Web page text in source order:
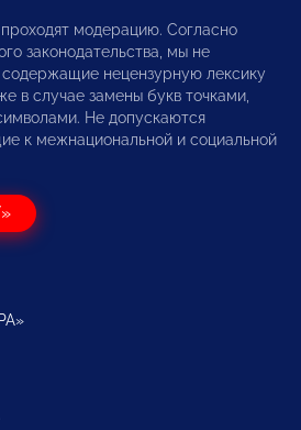
модерацию. Согласно
законодательства, мы не
нецензурную лексику
в случае замены букв точками,
Не допускаются
к межнациональной и социальной